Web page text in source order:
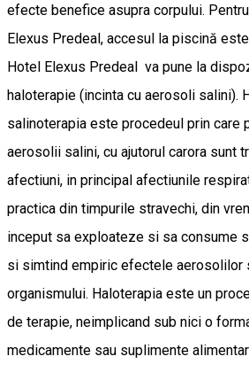
efecte benefice asupra corpului.
Elexus Predeal, accesul la piscină
Hotel Elexus Predeal va pune la
haloterapie (incinta cu aerosoli salini).
salinoterapia este procedeul prin care
aerosolii salini, cu ajutorul carora sunt
afectiuni, in principal afectiunile
practica din timpurile stravechi, din
inceput sa exploateze si sa consume
si simtind empiric efectele aerosolilor
organismului. Haloterapia este un
de terapie, neimplicand sub nici o
medicamente sau suplimente